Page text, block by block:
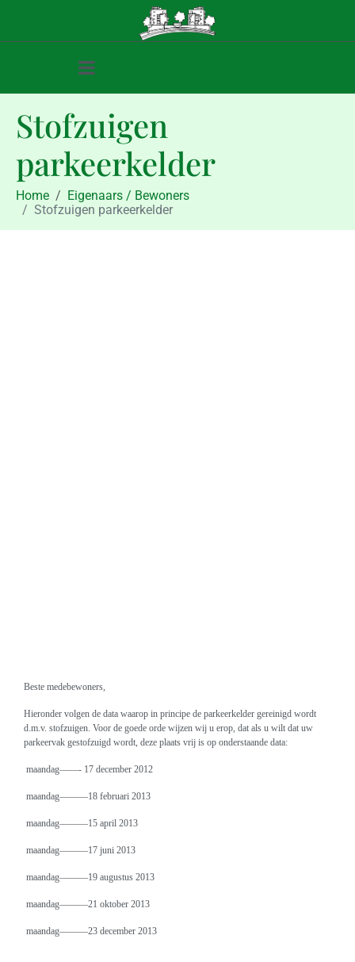
Stofzuigen
parkeerkelder
Home
Eigenaars / Bewoners
Stofzuigen parkeerkelder
Beste medebewoners,
Hieronder volgen de data waarop in principe de parkeerkelder gereinigd wordt
d.m.v. stofzuigen. Voor de goede orde wijzen wij u erop, dat als u wilt dat uw
parkeervak gestofzuigd wordt, deze plaats vrij is op onderstaande data:
maandag——- 17 december 2012
maandag———18 februari 2013
maandag———15 april 2013
maandag———17 juni 2013
maandag———19 augustus 2013
maandag———21 oktober 2013
maandag———23 december 2013